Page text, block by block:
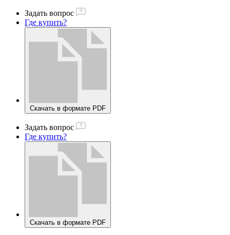
Задать вопрос
Где купить?
Скачать в формате PDF
Задать вопрос
Где купить?
Скачать в формате PDF